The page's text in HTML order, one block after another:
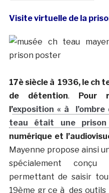
Visite virtuelle de la
17è siècle à 1936, le ch
de détention. Pour
l’exposition « à l’ombre
teau était une
numérique et
Mayenne propose ainsi
spécialement
permettant de saisir
19ème gr ce à des outils